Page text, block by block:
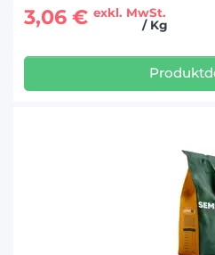
3,06 € exkl. MwSt.
/ Kg